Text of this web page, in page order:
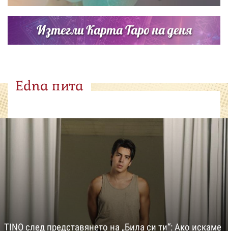
Изтегли Карта Таро на деня
Edna пита
TINO след представянето на „Била си ти“: Ако искаме